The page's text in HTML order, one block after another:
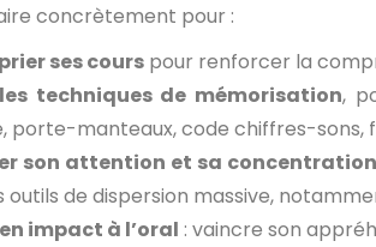
concrètement pour :
ses courspour renforcer la
techniques de mémorisation,
porte-manteaux, code chiffres-sons,
son attention et sa
outils de dispersion massive,
impact à l’oral : vaincre son